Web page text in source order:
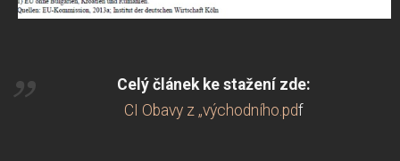
Celý článek ke stažení zde:
CI Obavy z „východního.pdf